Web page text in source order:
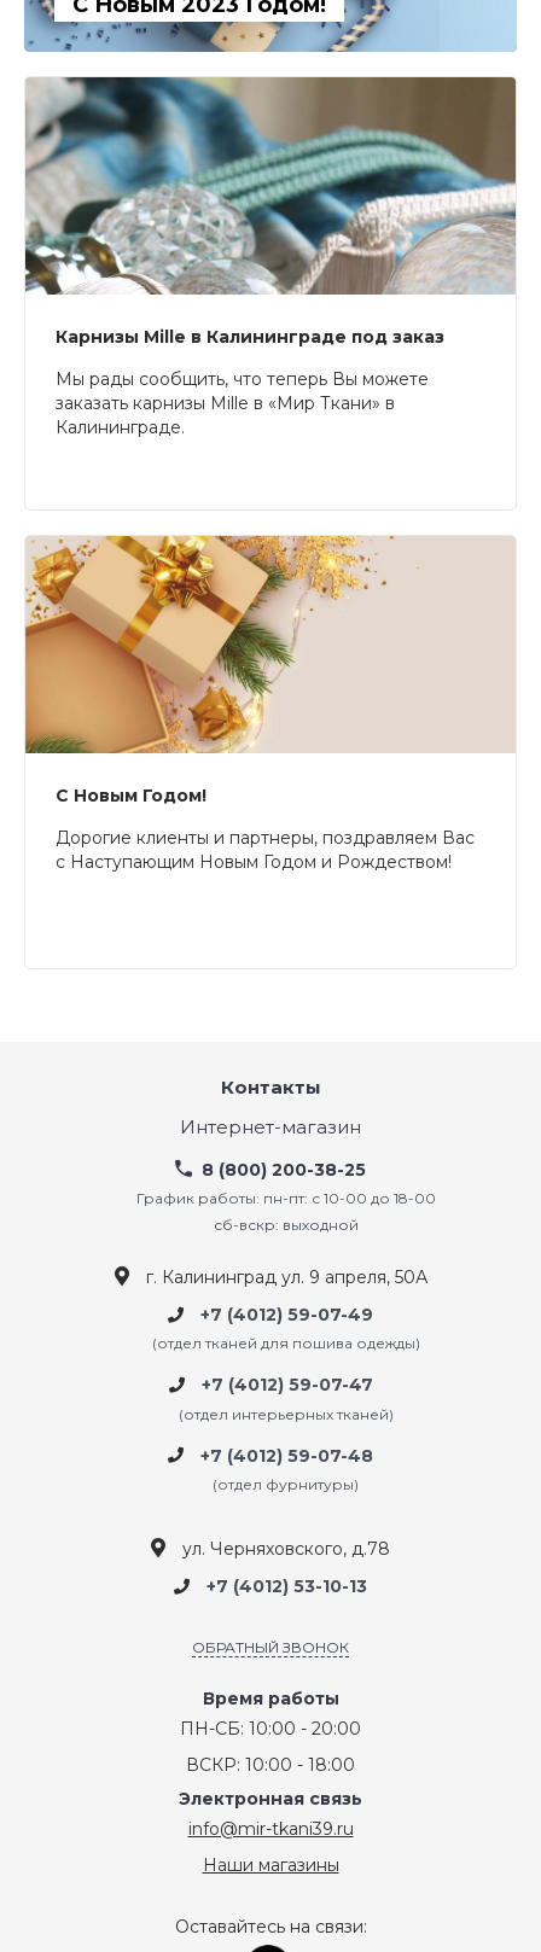
Карнизы Mille в Калининграде под заказ
Мы рады сообщить, что теперь Вы можете
заказать карнизы Mille в «Мир Ткани» в
Калининграде.
С Новым Годом!
Дорогие клиенты и партнеры, поздравляем Вас
с Наступающим Новым Годом и Рождеством!
Контакты
Интернет-магазин
8 (800) 200-38-25
График работы: пн-пт: с 10-00 до 18-00
сб-вскр: выходной
г. Калининград ул. 9 апреля, 50А
+7 (4012) 59-07-49
(отдел тканей для пошива одежды)
+7 (4012) 59-07-47
(отдел интерьерных тканей)
+7 (4012) 59-07-48
(отдел фурнитуры)
ул. Черняховского, д.78
+7 (4012) 53-10-13
ОБРАТНЫЙ ЗВОНОК
Время работы
ПН-СБ: 10:00 - 20:00
ВСКР: 10:00 - 18:00
Электронная связь
info@mir-tkani39.ru
Наши магазины
Оставайтесь на связи: